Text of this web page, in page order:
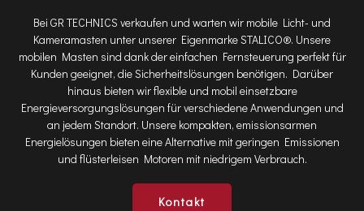
Bei GR TECHNICS verkaufen und warten wir mobile Licht- und
Kameramasten unter unserer Eigenmarke STALICO®. Unsere
mobilen Masten sind dank der einfachen Fernsteuerung perfekt für
Kunden geeignet, die Sicherheitslösungen benötigen. Darüber
hinaus bieten wir flexible und mobil einsetzbare
Energieversorgungslösungen für verschiedene Anwendungen und
an jedem Standort. Unsere kompakten, emissionsarmen
Energielösungen bieten eine Alternative mit geringen Emissionen
und flüsterleisen Motoren mit niedrigem Verbrauch.
Kontakt